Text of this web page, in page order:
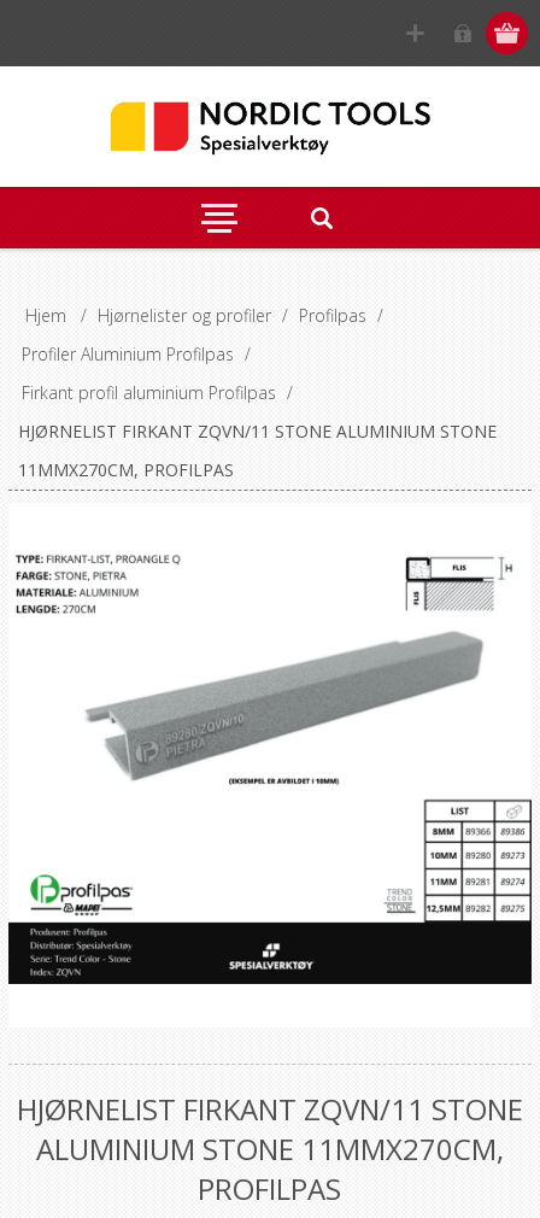
Hjem / Hjørnelister og profiler / Profilpas /
Profiler Aluminium Profilpas /
Firkant profil aluminium Profilpas /
HJØRNELIST FIRKANT ZQVN/11 STONE ALUMINIUM STONE
11MMX270CM, PROFILPAS
HJØRNELIST FIRKANT ZQVN/11 STONE
ALUMINIUM STONE 11MMX270CM,
PROFILPAS